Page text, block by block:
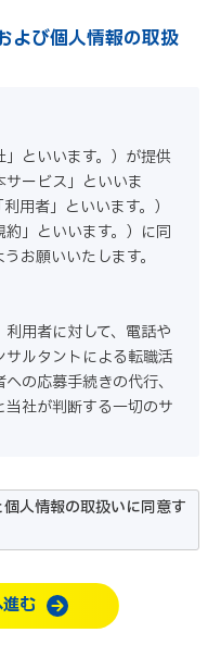
よび個人情報の取扱
といいます。）が提供
ービス」といいま
用者」といいます。）
」といいます。）に同
お願いいたします。
用者に対して、電話や
ルタントによる転職活
の応募手続きの代行、
社が判断する一切のサ
申込みにあたって、当社
します。
たって、本規約および
て」の内容をすべて承諾
サービスの提供が不適
人情報の取扱いに同意す
む